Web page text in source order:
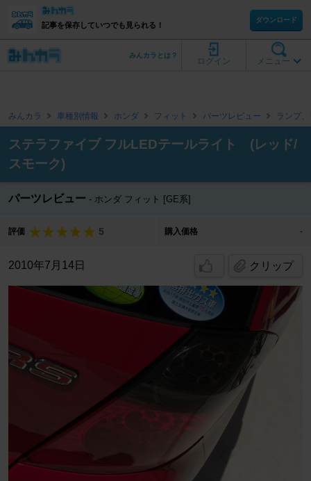
記事を保存していつでも見られる！
ダウンロード
メニュー
ログイン
みんカラとは？
みんカラ 車種別情報 ホンダ フィット パーツレビュー ランプ
ステラファイブ フルLEDテールライト (レッド/
スモーク)
パーツレビュー ホンダ フィット [GE系]
評価 5 購入価格 -
2010年7月14日 クリップ